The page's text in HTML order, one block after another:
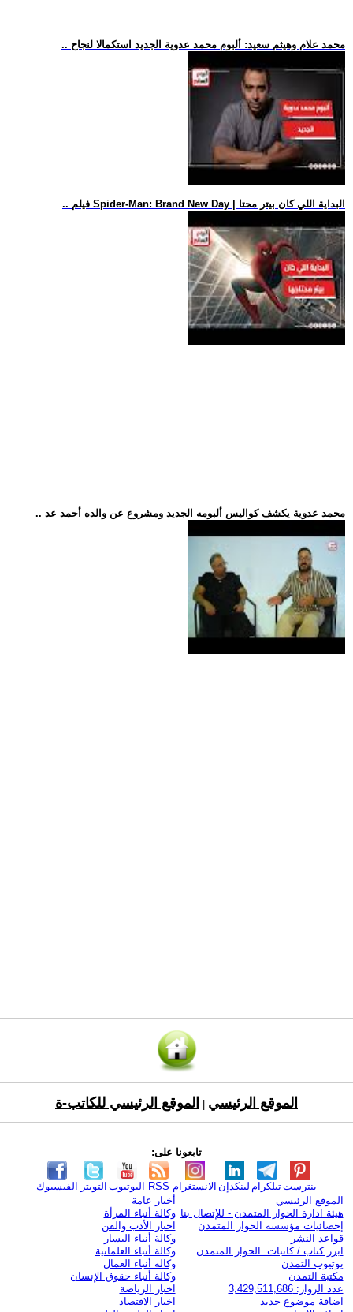
.. محمد علام وهيثم سعيد: ألبوم محمد عدوية الجديد استكمالا لنجاح
.. فيلم Spider-Man: Brand New Day | البداية اللي كان بيتر محتا
.. محمد عدوية يكشف كواليس ألبومه الجديد ومشروع عن والده أحمد عد
الموقع الرئيسي الموقع الرئيسي للكاتب-ة
تابعونا على:
الفيسبوك التويتر اليوتيوب RSS الانستغرام لينكدإن تيلكرامبنترست
الموقع الرئيسي
هيئة ادارة الحوار المتمدن - للإتصال بنا
إحصائيات مؤسسة الحوار المتمدن
قواعد النشر
ابرز كتاب / كاتبات الحوار المتمدن
يوتيوب التمدن
مكتبة التمدن
عدد الزوار: 3,429,511,686
اضافة موضوع جديد
أخبار عامة
وكالة أنباء المرأة
اخبار الأدب والفن
وكالة أنباء اليسار
وكالة أنباء العلمانية
وكالة أنباء العمال
وكالة أنباء حقوق الإنسان
اخبار الرياضة
اخبار الاقتصاد